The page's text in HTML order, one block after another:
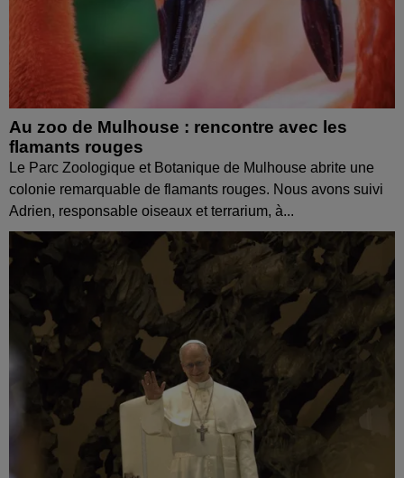
Au zoo de Mulhouse : rencontre avec les
flamants rouges
Le Parc Zoologique et Botanique de Mulhouse abrite une
colonie remarquable de flamants rouges. Nous avons suivi
Adrien, responsable oiseaux et terrarium, à...